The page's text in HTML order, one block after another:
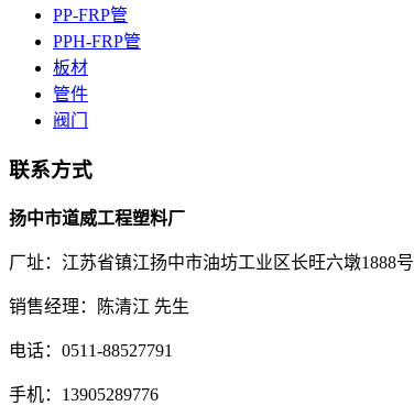
PP-FRP管
PPH-FRP管
板材
管件
阀门
联系方式
扬中市道威工程塑料厂
厂址：江苏省镇江扬中市油坊工业区长旺六墩1888号
销售经理：陈清江 先生
电话：0511-88527791
手机：13905289776